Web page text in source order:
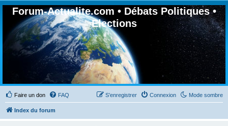
Forum-Actualite.com • Débats Politiques •
Elections
Faire un don Mode sombre
FAQ Connexion
S’enregistrer
Index du forum